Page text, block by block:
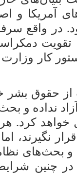
آمریکا و
در واقع
تقویت
کار
حقوق بشر
نداده و
خواهد کرد.
نگیرند،
و بحث‌های
در چنین